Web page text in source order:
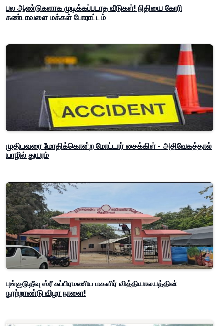
பல ஆண்டுகளாக முடிக்கப்படாத வீடுகள்! நிதியை கோரி
கண்டாவளை மக்கள் போராட்டம்
முதியவரை மோதிக்கொன்ற மோட்டார் சைக்கிள் - அதிவேகத்தால்
யாழில் துயரம்
புங்குடுதீவு ஸ்ரீ சுப்பிரமணிய மகளிர் வித்தியாலயத்தின்
நூற்றாண்டு விழா நாளை!